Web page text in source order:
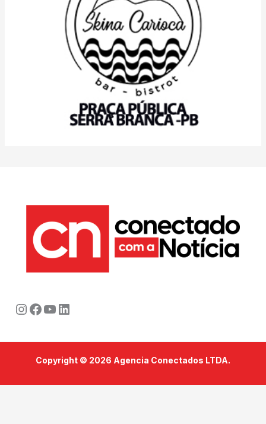
Instagram
Facebook
Youtube
LinkedIn
Copyright © 2026 Agencia Conectados LTDA.